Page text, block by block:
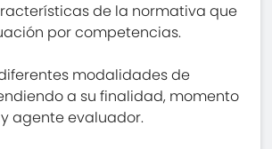
de la normativa que
por competencias.
modalidades de
a su finalidad, momento
agente evaluador.